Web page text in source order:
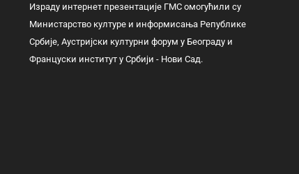
Израду интернет презентације ГМС омогућили су
Министарство културе и информисања Републике
Србије, Аустријски културни форум у Београду и
Француски институт у Србији - Нови Сад.